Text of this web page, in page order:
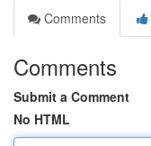
Comments
Comments
Submit a Comment
No HTML